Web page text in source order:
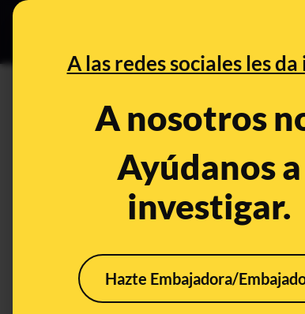
A las redes sociales les da
A nosotros
Ayúdanos a
investigar.
Hazte Embajadora/
El truco detrás del
recoge la cara al completo